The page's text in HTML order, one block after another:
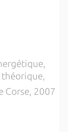
théorique,
Corse, 2007